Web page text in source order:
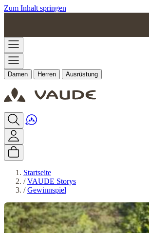
Zum Inhalt springen
Damen Herren Ausrüstung
Startseite
/ VAUDE Storys
/ Gewinnspiel